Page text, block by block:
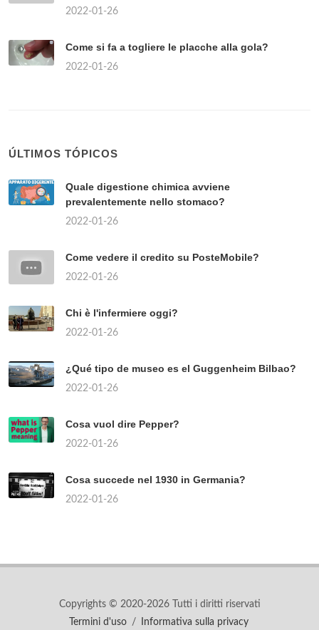
2022-01-26
Come si fa a togliere le placche alla gola?
2022-01-26
ÚLTIMOS TÓPICOS
Quale digestione chimica avviene
prevalentemente nello stomaco?
2022-01-26
Come vedere il credito su PosteMobile?
2022-01-26
Chi è l'infermiere oggi?
2022-01-26
¿Qué tipo de museo es el Guggenheim Bilbao?
2022-01-26
Cosa vuol dire Pepper?
2022-01-26
Cosa succede nel 1930 in Germania?
2022-01-26
Copyrights © 2020-2026 Tutti i diritti riservati
Termini d'uso
/ Informativa sulla privacy